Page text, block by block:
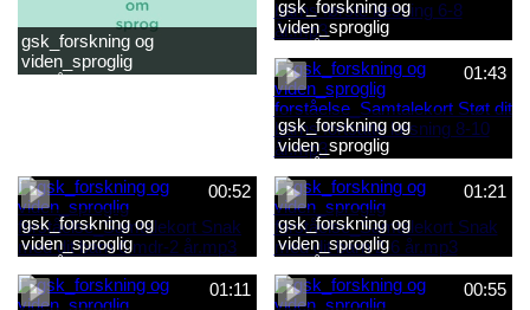
gsk_forskning og
viden_sproglig
forståelse_Barnets sproglige
gsk_forskning og
viden_sproglig
forståelse_Samtalekort Støt
dit barns første læsning 6-8
år.mp3
01:43
gsk_forskning og
viden_sproglig
forståelse_Samtalekort Støt
dit barns fortsatte læsning 8-
10 år.mp3
00:52
gsk_forskning og
viden_sproglig
forståelse_Samtalekort Snak
med dit barn 6 mdr-2 år.mp3
01:21
gsk_forskning og
viden_sproglig
forståelse_Samtalekort Snak
med dit barn 2-6 år.mp3
01:11
00:55